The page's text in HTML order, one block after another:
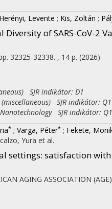
Herényi, Levente ; Kis, Zoltán ;
of SARS-CoV-2
32325-32338. , 14 p. (2026)
SJR indikátor: D1
SJR indikátor: Q1
SJR indikátor: Q1
* ; Varga, Péter* ; Fekete,
Yura et al.
settings: satisfaction
AGING ASSOCIATION (AGE)